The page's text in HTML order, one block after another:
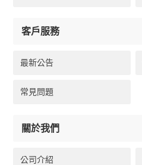
客戶服務
最新公告
常見問題
關於我們
公司介紹